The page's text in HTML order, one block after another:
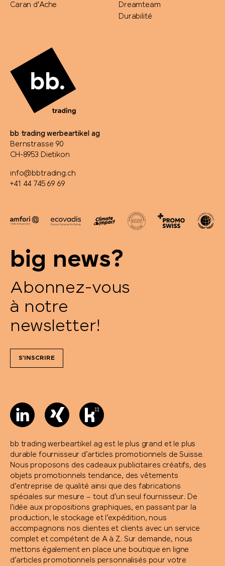
Caran d'Ache
Dreamteam
Durabilité
bb trading werbeartikel ag
Bernstrasse 90
CH-8953 Dietikon
info@bbtrading.ch
+41 44 745 69 69
big news?
Abonnez-vous
à notre
newsletter!
S'INSCRIRE
bb trading werbeartikel ag est le plus grand et le plus
durable fournisseur d’articles promotionnels de Suisse.
Nous proposons des cadeaux publicitaires créatifs, des
objets promotionnels tendance, des vêtements
d’entreprise de qualité ainsi que des fabrications
spéciales sur mesure – tout d’un seul fournisseur. De
l’idée aux propositions graphiques, en passant par la
production, le stockage et l’expédition, nous
accompagnons nos clientes et clients avec un service
complet et compétent de A à Z. Sur demande, nous
mettons également en place une boutique en ligne
d’articles promotionnels personnalisés pour votre